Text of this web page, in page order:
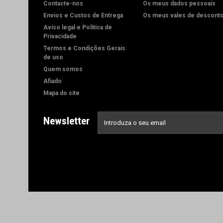
Contacte-nos
Envios e Custos de Entrega
Aviso legal e Politica de
Privacidade
Termos e Condições Gerais
de uso
Quem somos
Afiado
Mapa do site
Os meus dados pessoais
Os meus vales de
Newsletter